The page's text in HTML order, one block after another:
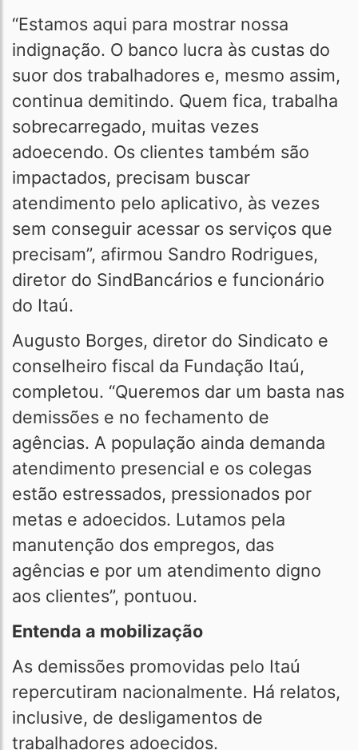
“Estamos aqui para mostrar nossa
indignação. O banco lucra às custas do
suor dos trabalhadores e, mesmo assim,
continua demitindo. Quem fica, trabalha
sobrecarregado, muitas vezes
adoecendo. Os clientes também são
impactados, precisam buscar
atendimento pelo aplicativo, às vezes
sem conseguir acessar os serviços que
precisam”, afirmou Sandro Rodrigues,
diretor do SindBancários e funcionário
do Itaú.
Augusto Borges, diretor do Sindicato e
conselheiro fiscal da Fundação Itaú,
completou. “Queremos dar um basta nas
demissões e no fechamento de
agências. A população ainda demanda
atendimento presencial e os colegas
estão estressados, pressionados por
metas e adoecidos. Lutamos pela
manutenção dos empregos, das
agências e por um atendimento digno
aos clientes”, pontuou.
Entenda a mobilização
As demissões promovidas pelo Itaú
repercutiram nacionalmente. Há relatos,
inclusive, de desligamentos de
trabalhadores adoecidos.